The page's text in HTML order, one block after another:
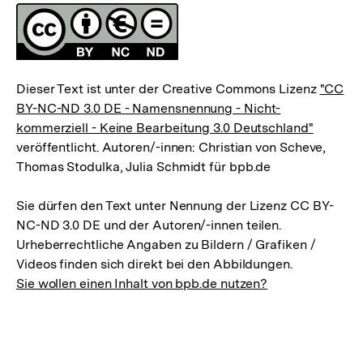
Lizenz
Dieser Text ist unter der Creative Commons Lizenz "CC
BY-NC-ND 3.0 DE - Namensnennung - Nicht-
kommerziell - Keine Bearbeitung 3.0 Deutschland"
veröffentlicht. Autoren/-innen: Christian von Scheve,
Thomas Stodulka, Julia Schmidt für bpb.de
Sie dürfen den Text unter Nennung der Lizenz CC BY-
NC-ND 3.0 DE und der Autoren/-innen teilen.
Urheberrechtliche Angaben zu Bildern / Grafiken /
Videos finden sich direkt bei den Abbildungen.
Sie wollen einen Inhalt von bpb.de nutzen?